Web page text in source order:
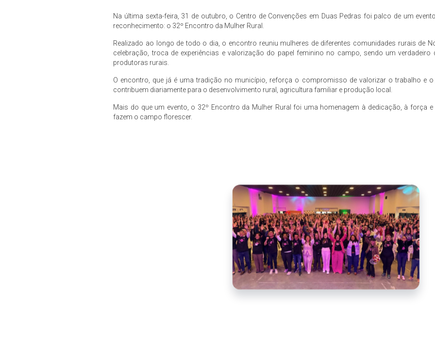
Na última sexta-feira, 31 de outubro, o Centro de Convenções em Duas Pedras foi palco de um
reconhecimento: o 32º Encontro da Mulher Rural.
Realizado ao longo de todo o dia, o encontro reuniu mulheres de diferentes comunidades rurais de
celebração, troca de experiências e valorização do papel feminino no campo, sendo um
produtoras rurais.
O encontro, que já é uma tradição no município, reforça o compromisso de valorizar o trabalho e
contribuem diariamente para o desenvolvimento rural, agricultura familiar e produção local.
Mais do que um evento, o 32º Encontro da Mulher Rural foi uma homenagem à dedicação, à força
fazem o campo florescer.